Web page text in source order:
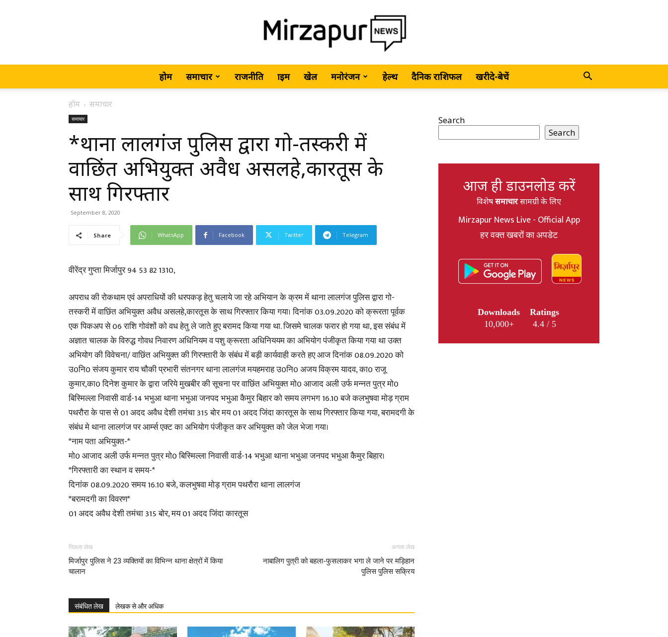
MirzapurNews.com
•
Latest
News
होम समाचार राजनीति क्राइम खेल मनोरंजन हेल्थ दैनिक राशिफल खरीदे-बेचें
होम समाचार
समाचार
*थाना लालगंज पुलिस द्वारा गो-तस्करी में
वाछिंत अभियुक्त अवैध असलहे,कारतूस के
साथ गिरफ्तार
September 8, 2020
Share WhatsApp Facebook Twitter Telegram
वीरेंद्र गुप्ता मिर्जापुर 94 53 82 1310,
अपराध की रोकथाम एवं अपराधियों की धरपकड़ हेतु चलाये जा रहे अभियान के क्रम में थाना लालगंज पुलिस द्वारा गो-
तस्करी में वाछिंत अभियुक्त अवैध असलहे,कारतूस के साथ गिरफ्तार किया गया। दिनांक 03.09.2020 को क्रूरता पूर्वक
एक पिकअप से 06 राशि गोवंशों को वध हेतु ले जाते हुए बरामद किया गया था. जिसमे चालक फरार हो गया था, इस संबंध में
अज्ञात चालक के विरुद्ध गोवध निवारण अधिनियम व पशु क्रूरता अधिनिययम का अभियोग पंजीकृत किया गया था उक्त
अभियोग की विवेचना/ वाछिंत अभियुक्त की गिरफ्तारी के संबंध में बड़ी कार्यवाही करते हए आज दिनांक 08.09.2020 को
उ0नि0 संजय कुमार राय चौकी प्रभारी संतनगर थाना लालगंज मयहमराह उ0नि0 अजय विक्रम यादव, का0 राजू
कुमार,का0 दिनेश कुमार के द्वारा जरिये मुखबीर की सूचना पर वाछिंत अभियुक्त मो0 आजाद अली उर्फ मन्नत पुत्र मो0
बिस्मिल्ला निवासी वार्ड-14 भभुआ थाना भभुआ जनपद भभुआ कैमुर बिहार को समय लगभग 16.10 बजे कलभुषवा मोड़ ग्राम
पथरौरा के पास से 01 अदद अवैध देशी तमंचा 315 बोर मय 01 अदद जिंदा कारतूस के साथ गिरफ्तार किया गया, बरामदगी के
संबंध मे थाना लालगंज पर आर्म्स एक्ट का अभियोग पंजीकृत कर अभियुक्त को जेल भेजा गया।
*नाम पता अभियुक्त-*
मो0 आजाद अली उर्फ मन्नत पुत्र मो0 बिस्मिल्ला निवासी वार्ड-14 भभुआ थाना भभुआ जनपद भभुआ कैमुर बिहार।
*गिरफ्तारी का स्थान व समय-*
दिनांक 08.09.2020 समय 16.10 बजे, कलभुषवा मोड़ ग्राम पथरौरा थाना लालगंज
*बरामदगी का विवरण*
01 अदद अवैध देशी तमंचा 315 बोर, मय 01 अदद जिंदा कारतूस
पिछला लेख
मिर्जापुर पुलिस ने 23 व्यक्तियों का विभिन्न थाना क्षेत्रों में किया
चालान
अगला लेख
नाबालिग पुत्री को बहला-फुसलाकर भगा ले जाने पर मड़िहान
पुलिस पुलिस सक्रिय
संबंधित लेख लेखक से और अधिक
Search
Search
आज ही डाउनलोड करें
विशेषसमाचारसामग्री के लिए
Mirzapur News Live - Official App
हर वक्त खबरों का अपडेट
Downloads
10,000+
Ratings
4.4 / 5